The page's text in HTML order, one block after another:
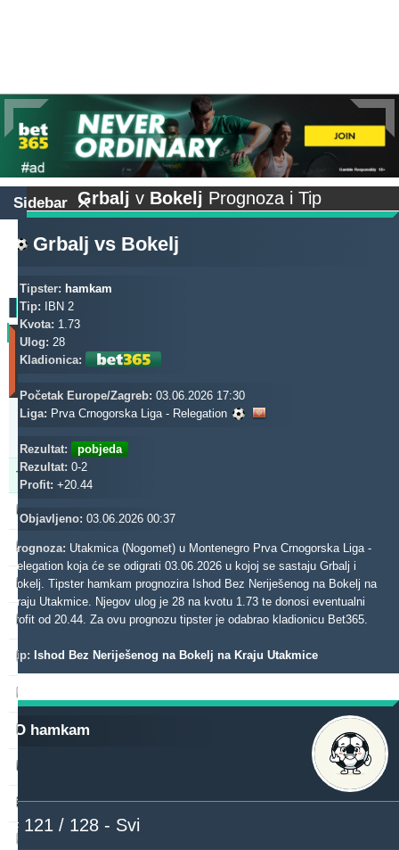
Grbalj v Bokelj Prognoza i Tip
Grbalj vs Bokelj
Tipster: hamkam
Tip:
IBN 2
Kvota: 1.73
Ulog: 28
Kladionica:
Početak Europe/Zagreb: 03.06.2026 17:30
Liga: Prva Crnogorska Liga - Relegation
Rezultat:
pobjeda
Rezultat: 0-2
Profit: +20.44
Objavljeno: 03.06.2026 00:37
Prognoza: Utakmica (Nogomet) u Montenegro Prva Crnogorska Liga -
Relegation koja će se odigrati 03.06.2026 u kojoj se sastaju Grbalj i
Bokelj. Tipster hamkam prognozira Ishod Bez Neriješenog na Bokelj na
Kraju Utakmice. Njegov ulog je 28 na kvotu 1.73 te donosi eventualni
profit od 20.44. Za ovu prognozu tipster je odabrao kladionicu Bet365.
Tip: Ishod Bez Neriješenog na Bokelj na Kraju Utakmice
O hamkam
# 121 / 128 - Svi
Sidebar
Profit
(Zadnjih
30
Updated:
47m
Tipster
noja57 563.06 -0.86 %
gerrard062xr418.74 27.37 %
b1848 321.56 9.17 %
beterini 315.57 2.90 %
makau2xr
aliuza2xr 257.71 38.99 %